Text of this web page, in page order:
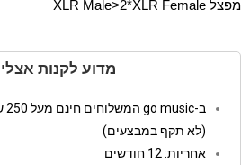
מפצל XLR Male>2*XLR Female
מדוע לקנות
ב-go music המשלוחים חינם מעל 250 ש"ח
(לא תקף במבצעים)
אחריות: 12 חודשים